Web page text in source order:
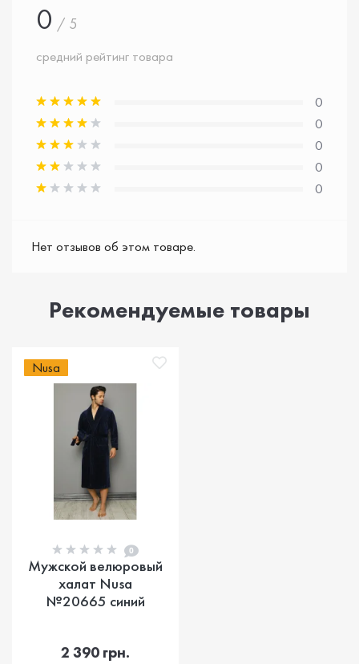
0 / 5
средний рейтинг товара
0
0
0
0
0
Нет отзывов об этом товаре.
Рекомендуемые товары
Nusa
0
Мужской велюровый
халат Nusa
№20665 синий
2 390 грн.